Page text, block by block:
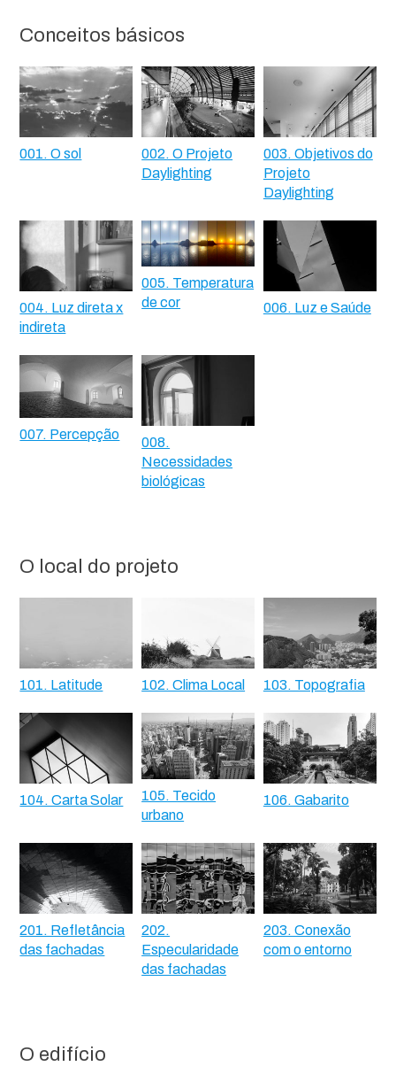
Conceitos básicos
001. O sol
002. O Projeto
Daylighting
003. Objetivos do
Projeto
Daylighting
004. Luz direta x
indireta
005. Temperatura
de cor
006. Luz e Saúde
007. Percepção
008.
Necessidades
biológicas
O local do projeto
101. Latitude 102. Clima Local 103. Topografia
104. Carta Solar
105. Tecido
urbano
106. Gabarito
201. Refletância
das fachadas
202.
Especularidade
das fachadas
203. Conexão
com o entorno
O edifício